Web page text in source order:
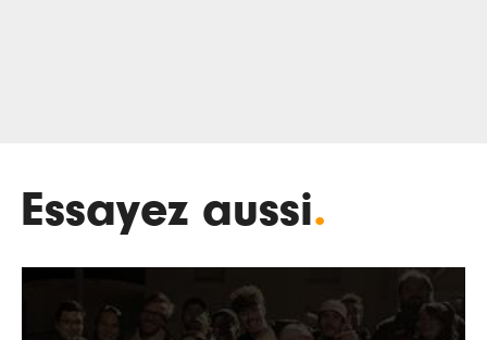
Essayez aussi.